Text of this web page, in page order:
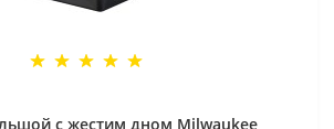
с жестим дном Milwaukee